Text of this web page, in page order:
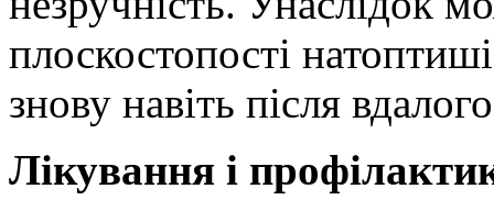
плоскостопості
знову навіть після
Лікування і